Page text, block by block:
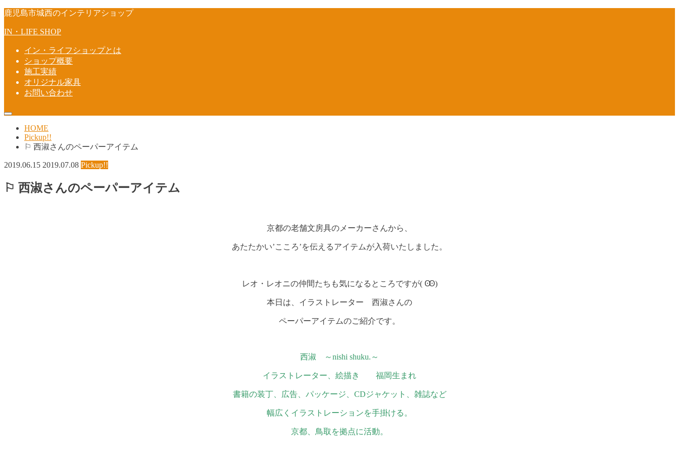
鹿児島市城西のインテリアショップ
IN・LIFE SHOP
イン・ライフショップとは
ショップ概要
施工実績
オリジナル家具
お問い合わせ
HOME
Pickup!!
⚐ 西淑さんのペーパーアイテム
2019.06.15 2019.07.08 Pickup!!
⚐ 西淑さんのペーパーアイテム
京都の老舗文房具のメーカーさんから、
あたたかい’こころ’を伝えるアイテムが入荷いたしました。
レオ・レオニの仲間たちも気になるところですが( Ꙭ)
本日は、イラストレーター 西淑さんの
ペーパーアイテムのご紹介です。
西淑 ～nishi shuku.～
イラストレーター、絵描き 福岡生まれ
書籍の装丁、広告、パッケージ、CDジャケット、雑誌など
幅広くイラストレーションを手掛ける。
京都、鳥取を拠点に活動。